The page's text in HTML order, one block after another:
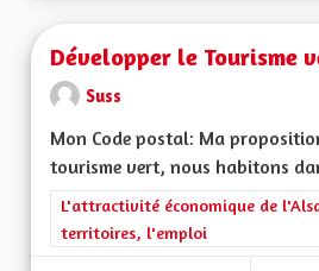
Développer le Tourisme
Suss
Mon Code postal: Ma
tourisme vert, nous habitons
Filtrer les résultats de la
L'attractivité économique de
territoires, l'emploi